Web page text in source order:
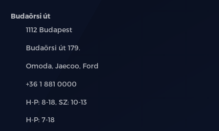
Budaörsi út
Település:
1112 Budapest
Cím:
Budaörsi út 179.
Márkák:
Omoda, Jaecoo, Ford
Telefon:
+36 1 881 0000
Új-
használt
H-P: 8-18, SZ: 10-13
Alkatrész,
H-P: 7-18